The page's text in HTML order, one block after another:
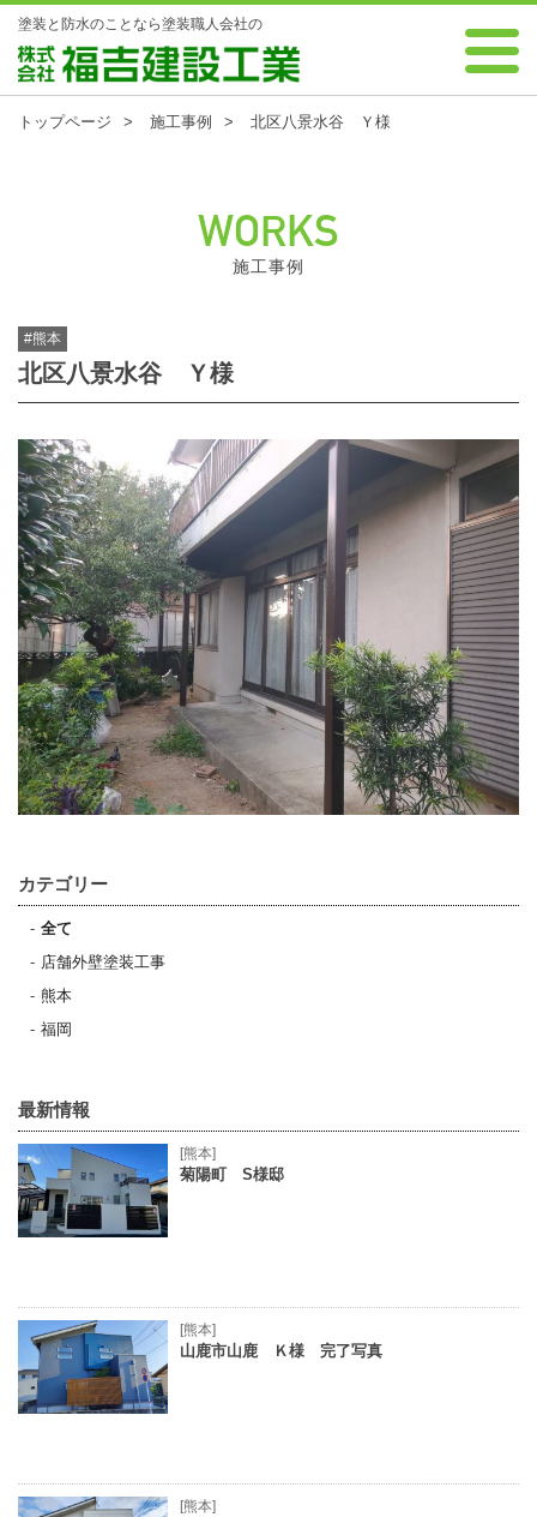
塗装と防水のことなら塗装職人会社の
0120-88-7343 受付時間 8:00～18:00 年中無休
トップページ 施工事例 北区八景水谷 Ｙ様
WORKS
施工事例
#熊本
北区八景水谷 Ｙ様
カテゴリー
全て
店舗外壁塗装工事
熊本
福岡
最新情報
[熊本]
菊陽町 S様邸
[熊本]
山鹿市山鹿 Ｋ様 完了写真
[熊本]